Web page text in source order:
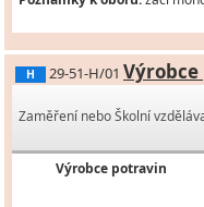
H 29-51-H/01
Zaměření nebo Školní
Výrobce potravin